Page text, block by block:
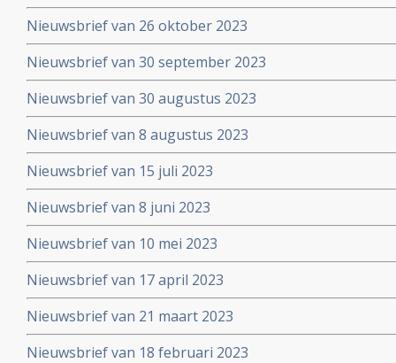
Nieuwsbrief van 26 oktober 2023
Nieuwsbrief van 30 september 2023
Nieuwsbrief van 30 augustus 2023
Nieuwsbrief van 8 augustus 2023
Nieuwsbrief van 15 juli 2023
Nieuwsbrief van 8 juni 2023
Nieuwsbrief van 10 mei 2023
Nieuwsbrief van 17 april 2023
Nieuwsbrief van 21 maart 2023
Nieuwsbrief van 18 februari 2023